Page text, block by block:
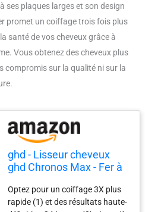
ses plaques larges et son design
promet un coiffage trois fois plus
santé de vos cheveux grâce à
Vous obtenez des cheveux plus
compromis sur la qualité ni sur la
ghd - Lisseur cheveux
ghd Chronos Max - Fer à
Optez pour un coiffage 3X plus
rapide (1) et des résultats haute-